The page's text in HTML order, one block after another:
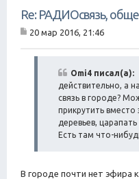
Re: РАДИОсвязь,
20 мар 2016, 21:46
Omi4 писал(а):
действительно, а
связь в городе?
прикрутить вместо
деревьев,
Есть там что-
В городе почти нет эфира к